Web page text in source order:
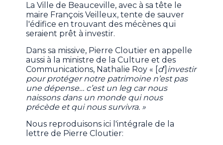
La Ville de Beauceville, avec à sa tête le
maire François Veilleux, tente de sauver
l'édifice en trouvant des mécènes qui
seraient prêt à investir.
Dans sa missive, Pierre Cloutier en appelle
aussi à la ministre de la Culture et des
Communications, Nathalie Roy « [d'] investir
pour protéger notre patrimoine n’est pas
une dépense… c’est un leg car nous
naissons dans un monde qui nous
précède et qui nous survivra. »
Nous reproduisons ici l'intégrale de la
lettre de Pierre Cloutier: